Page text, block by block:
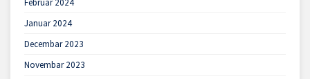
Februar 2024
Januar 2024
Decembar 2023
Novembar 2023